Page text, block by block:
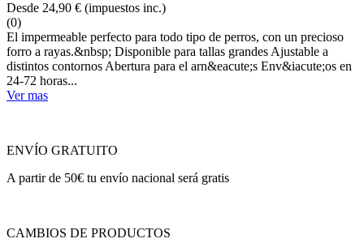
Desde 24,90 € (impuestos inc.)
(0)
El impermeable perfecto para todo tipo de perros, con un precioso
forro a rayas.&nbsp; Disponible para tallas grandes Ajustable a
distintos contornos Abertura para el arn&eacute;s Env&iacute;os en
24-72 horas...
Ver mas
ENVÍO GRATUITO
A partir de 50€ tu envío nacional será gratis
CAMBIOS DE PRODUCTOS